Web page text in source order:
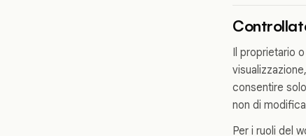
Il proprietario
consentire
non di
Per i ruoli del